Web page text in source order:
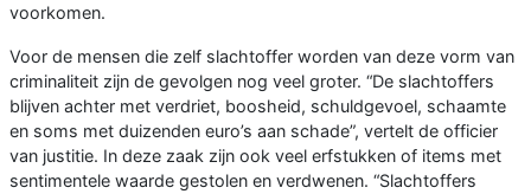
voorkomen.
Voor de mensen die zelf slachtoffer worden van deze vorm van
criminaliteit zijn de gevolgen nog veel groter. “De slachtoffers
blijven achter met verdriet, boosheid, schuldgevoel, schaamte
en soms met duizenden euro’s aan schade”, vertelt de officier
van justitie. In deze zaak zijn ook veel erfstukken of items met
sentimentele waarde gestolen en verdwenen. “Slachtoffers